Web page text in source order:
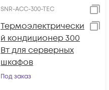
SNR-ACC-300-TEC
Термоэлектрически
й кондиционер 300
Вт для серверных
шкафов
Под заказ